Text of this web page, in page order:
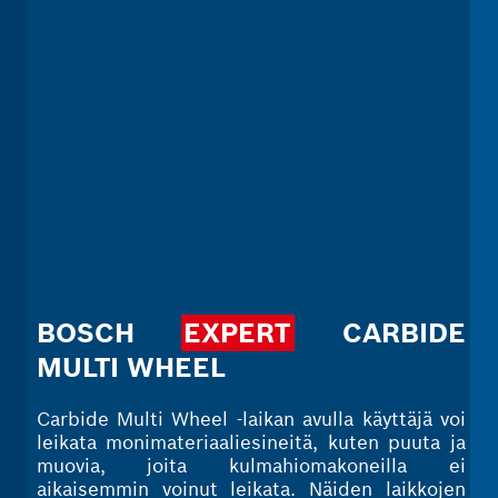
BOSCH EXPERT
CARBIDE
MULTI WHEEL
Carbide Multi Wheel -laikan avulla käyttäjä voi
leikata monimateriaaliesineitä, kuten puuta ja
muovia, joita kulmahiomakoneilla ei
aikaisemmin voinut leikata. Näiden laikkojen